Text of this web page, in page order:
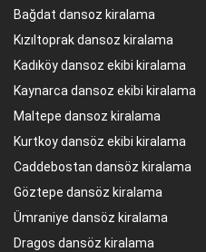
Bağdat dansoz kiralama
Kızıltoprak dansoz kiralama
Kadıköy dansoz ekibi kiralama
Kaynarca dansoz ekibi kiralama
Maltepe dansoz kiralama
Kurtkoy dansöz ekibi kiralama
Caddebostan dansöz kiralama
Göztepe dansöz kiralama
Ümraniye dansöz kiralama
Dragos dansöz kiralama